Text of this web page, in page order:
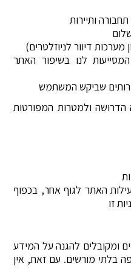
ותיירות
מערכות דיוור לניוזלטרים)
לנו בשיפור האתר
שביקש המשתמש
ולמטרות המפורטות
האתר לגוף אחר, בכפוף
זו
ומקובלים להגנה על המידע
בלתי מורשים. עם זאת, אין